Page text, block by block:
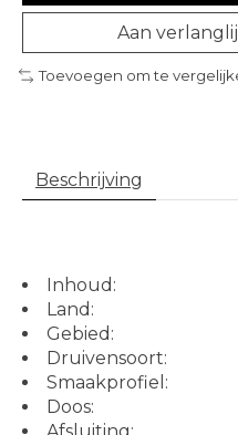
Aan
Toevoegen om te
Beschrijving
Inhoud:
Land:
Gebied:
Druivensoort:
Smaakprofiel:
Doos: